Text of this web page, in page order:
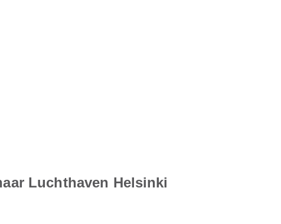
Luchthaven Helsinki